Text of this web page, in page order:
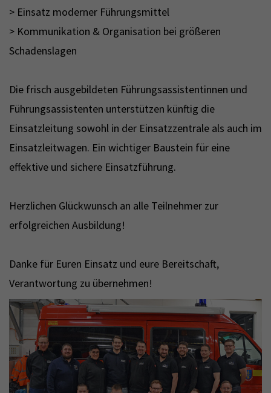
> Einsatz moderner Führungsmittel
> Kommunikation & Organisation bei größeren
Schadenslagen
Die frisch ausgebildeten Führungsassistentinnen und
Führungsassistenten unterstützen künftig die
Einsatzleitung sowohl in der Einsatzzentrale als auch im
Einsatzleitwagen. Ein wichtiger Baustein für eine
effektive und sichere Einsatzführung.
Herzlichen Glückwunsch an alle Teilnehmer zur
erfolgreichen Ausbildung!
Danke für Euren Einsatz und eure Bereitschaft,
Verantwortung zu übernehmen!